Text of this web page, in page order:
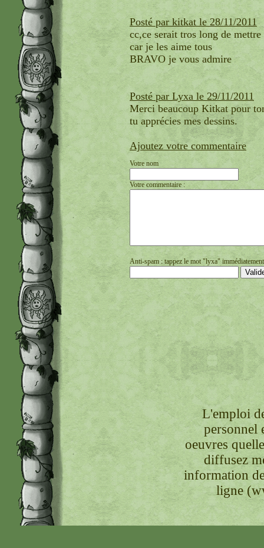
Posté par kitkat le 28/11/2011
cc,ce serait tros long de
car je les aime tous
BRAVO je vous admire
Posté par Lyxa le 29/11/2011
Merci beaucoup Kitkat pour
tu apprécies mes dessins.
Ajoutez votre commentaire
Votre nom
Votre commentaire :
Anti-spam : tappez le mot "lyxa"
L'emploi
personnel
oeuvres
diffusez
information
ligne